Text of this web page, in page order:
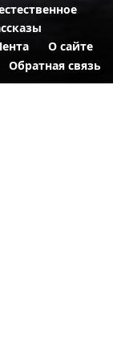
О сайте
Обратная связь